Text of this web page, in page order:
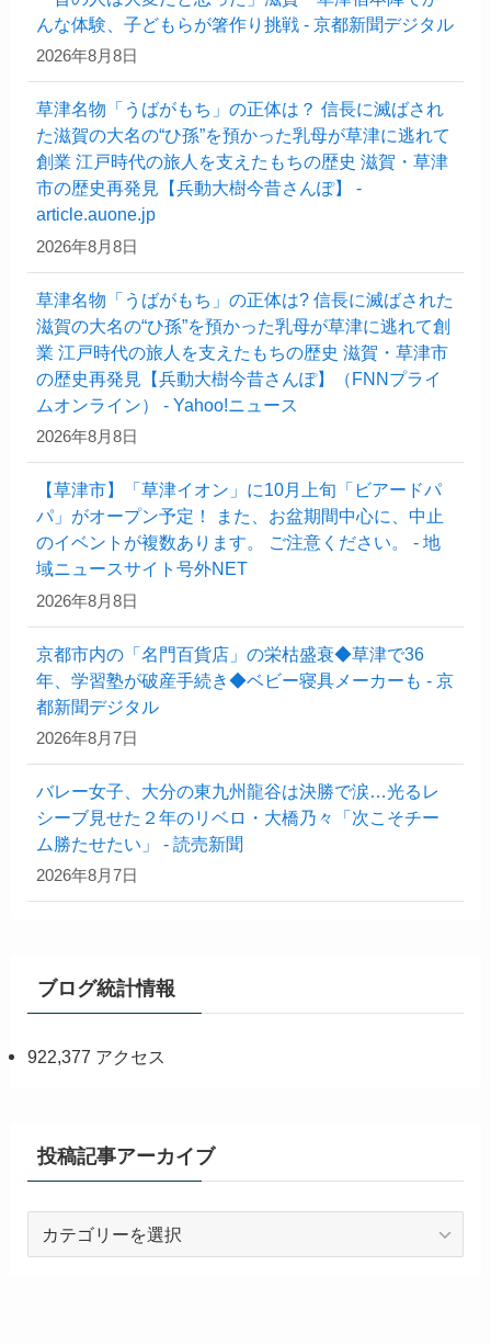
んな体験、子どもらが箸作り挑戦 - 京都新聞デジタル
2026年8月8日
草津名物「うばがもち」の正体は？ 信長に滅ばされ
た滋賀の大名の“ひ孫”を預かった乳母が草津に逃れて
創業 江戸時代の旅人を支えたもちの歴史 滋賀・草津
市の歴史再発見【兵動大樹今昔さんぽ】 -
article.auone.jp
2026年8月8日
草津名物「うばがもち」の正体は? 信長に滅ばされた
滋賀の大名の“ひ孫”を預かった乳母が草津に逃れて創
業 江戸時代の旅人を支えたもちの歴史 滋賀・草津市
の歴史再発見【兵動大樹今昔さんぽ】（FNNプライ
ムオンライン） - Yahoo!ニュース
2026年8月8日
【草津市】「草津イオン」に10月上旬「ビアードパ
パ」がオープン予定！ また、お盆期間中心に、中止
のイベントが複数あります。 ご注意ください。 - 地
域ニュースサイト号外NET
2026年8月8日
京都市内の「名門百貨店」の栄枯盛衰◆草津で36
年、学習塾が破産手続き◆ベビー寝具メーカーも - 京
都新聞デジタル
2026年8月7日
バレー女子、大分の東九州龍谷は決勝で涙…光るレ
シーブ見せた２年のリベロ・大橋乃々「次こそチー
ム勝たせたい」 - 読売新聞
2026年8月7日
ブログ統計情報
922,377 アクセス
投稿記事アーカイブ